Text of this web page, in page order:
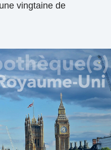
vingtaine de